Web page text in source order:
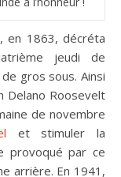
en 1863, décréta
jeudi de
gros sous. Ainsi
Delano Roosevelt
de novembre
et stimuler la
provoqué par ce
arrière. En 1941,